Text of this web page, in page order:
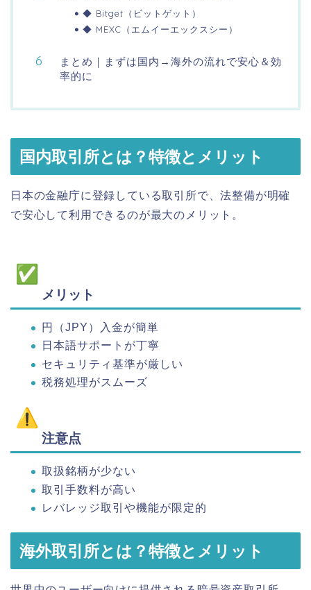
◆ Bitget（ビットゲット）
◆ MEXC（エムイーエックスシー）
まとめ｜まずは国内→海外の流れで安心＆効
率的に
国内取引所とは？特徴とメリット
日本の金融庁に登録している取引所で、法整備が明確
で安心して利用できるのが最大のメリット。
メリット
円（JPY）入金が簡単
日本語サポートが丁寧
セキュリティ基準が厳しい
税務処理がスムーズ
注意点
取扱銘柄が少ない
取引手数料が高い
レバレッジ取引や機能が限定的
海外取引所とは？特徴とメリット